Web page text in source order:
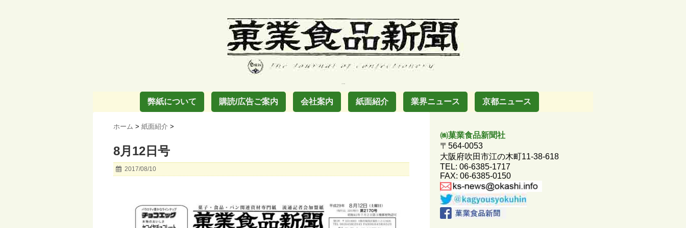
弊紙について 購読/広告ご案内 会社案内 紙面紹介 業界ニュース 京都ニュース
ホーム > 紙面紹介 >
8月12日号
2017/08/10
㈱菓業食品新聞社
〒564-0053
大阪府吹田市江の木町11-38-618
TEL: 06-6385-1717
FAX: 06-6385-0150